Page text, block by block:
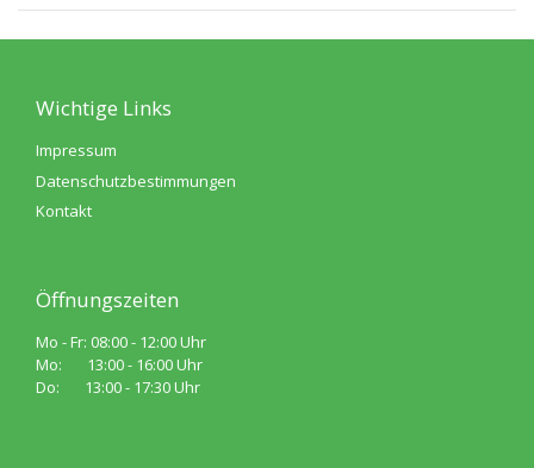
Wichtige Links
Impressum
Datenschutzbestimmungen
Kontakt
Öffnungszeiten
Mo - Fr: 08:00 - 12:00 Uhr
Mo: 13:00 - 16:00 Uhr
Do: 13:00 - 17:30 Uhr